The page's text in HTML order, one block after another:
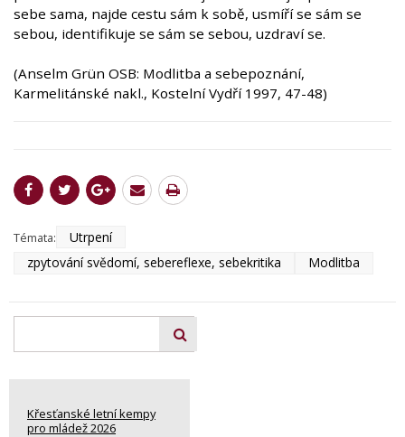
sebe sama, najde cestu sám k sobě, usmíří se sám se
sebou, identifikuje se sám se sebou, uzdraví se.
(Anselm Grün OSB: Modlitba a sebepoznání,
Karmelitánské nakl., Kostelní Vydří 1997, 47-48)
Témata:
Utrpení
zpytování svědomí, sebereflexe, sebekritika
Modlitba
Křesťanské letní kempy
pro mládež 2026